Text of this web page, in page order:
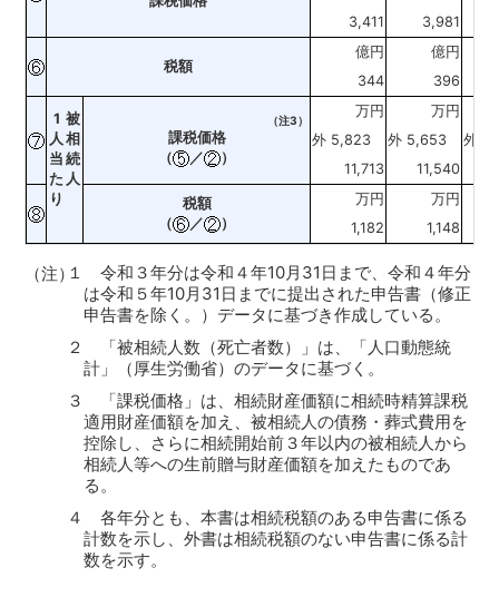
3,411
3,981
税額
億円
億円
344
396
1
人
当
た
り
被
相
続
人
（注3）
課税価格
（
／ ）
万円
万円
外 5,823
外 5,653
外
11,713
11,540
税額
（
／ ）
万円
万円
1,182
1,148
（注）１ 令和３年分は令和４年10月31日まで、令和４年分
は令和５年10月31日までに提出された申告書（修正
申告書を除く。）データに基づき作成している。
２ 「被相続人数（死亡者数）」は、「人口動態統
計」（厚生労働省）のデータに基づく。
３ 「課税価格」は、相続財産価額に相続時精算課税
適用財産価額を加え、被相続人の債務・葬式費用を
控除し、さらに相続開始前３年以内の被相続人から
相続人等への生前贈与財産価額を加えたものであ
る。
４ 各年分とも、本書は相続税額のある申告書に係る
計数を示し、外書は相続税額のない申告書に係る計
数を示す。